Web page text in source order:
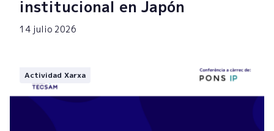
institucional en Japón
14 julio 2026
Actividad Xarxa